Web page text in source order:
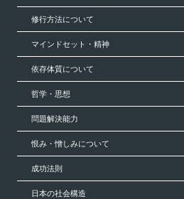
修行方法について
マインドセット・精神
依存体質について
哲学・思想
問題解決能力
恨み・憎しみについて
成功法則
日本の社会構造